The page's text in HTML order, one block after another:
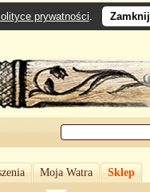
prywatności. Zamknij
Moja Watra Sklep